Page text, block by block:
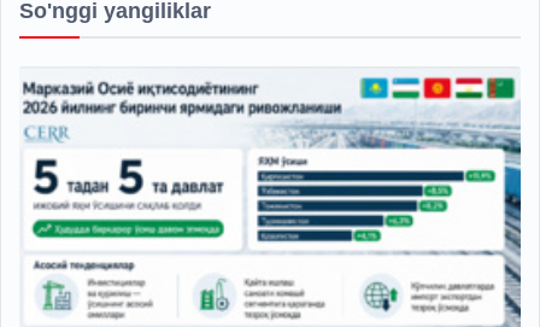
So'nggi yangiliklar